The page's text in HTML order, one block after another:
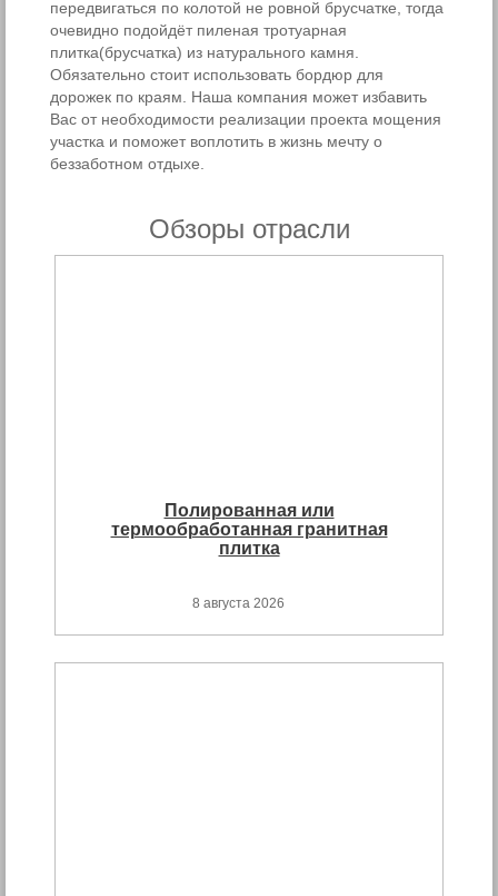
передвигаться по колотой не ровной брусчатке, тогда
очевидно подойдёт пиленая тротуарная
плитка(брусчатка) из натурального камня.
Обязательно стоит использовать бордюр для
дорожек по краям. Наша компания может избавить
Вас от необходимости реализации проекта мощения
участка и поможет воплотить в жизнь мечту о
беззаботном отдыхе.
Обзоры отрасли
Полированная или
термообработанная гранитная
плитка
8 августа 2026